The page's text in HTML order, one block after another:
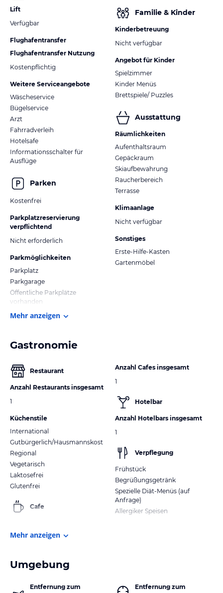
Lift
Verfügbar
Flughafentransfer
Flughafentransfer Nutzung
Kostenpflichtig
Weitere Serviceangebote
Wäscheservice
Bügelservice
Arzt
Fahrradverleih
Hotelsafe
Informationsschalter für
Ausflüge
Parken
Kostenfrei
Parkplatzreservierung
verpflichtend
Nicht erforderlich
Parkmöglichkeiten
Parkplatz
Parkgarage
Öffentliche Parkplätze
vorhanden
Familie & Kinder
Kinderbetreuung
Nicht verfügbar
Angebot für Kinder
Spielzimmer
Kinder Menüs
Brettspiele/ Puzzles
Ausstattung
Räumlichkeiten
Aufenthaltsraum
Gepäckraum
Skiaufbewahrung
Raucherbereich
Terrasse
Klimaanlage
Nicht verfügbar
Sonstiges
Erste-Hilfe-Kasten
Gartenmöbel
Mehr anzeigen
Gastronomie
Restaurant
Anzahl Restaurants insgesamt
1
Küchenstile
International
Gutbürgerlich/Hausmannskost
Regional
Vegetarisch
Laktosefrei
Glutenfrei
Cafe
Anzahl Cafes insgesamt
1
Hotelbar
Anzahl Hotelbars insgesamt
1
Verpflegung
Frühstück
Begrüßungsgetränk
Spezielle Diät-Menüs (auf
Anfrage)
Allergiker Speisen
Mehr anzeigen
Umgebung
Entfernung zum
Entfernung zum